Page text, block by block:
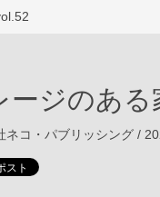
ージのある
ネコ・パブリッシング /